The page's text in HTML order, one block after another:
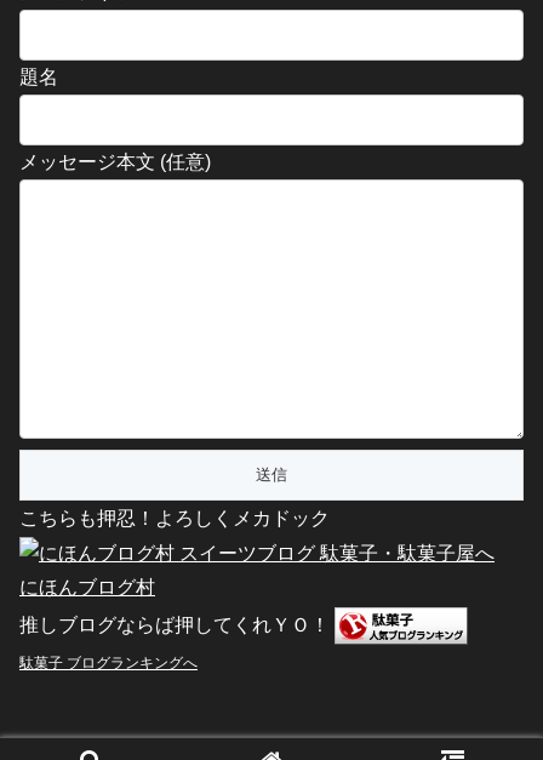
題名
メッセージ本文 (任意)
こちらも押忍！よろしくメカドック
にほんブログ村
推しブログならば押してくれＹＯ！
駄菓子 ブログランキングへ